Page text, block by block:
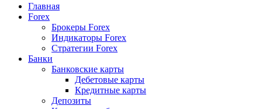
Главная
Forex
Брокеры Forex
Индикаторы Forex
Стратегии Forex
Банки
Банковские карты
Дебетовые карты
Кредитные карты
Депозиты